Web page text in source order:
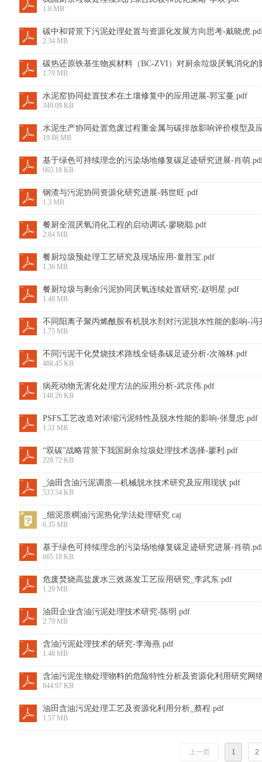
1.8 MB
碳中和背景下污泥处理处置与资源化发展方向思考-戴晓虎
2.34 MB
碳热还原铁基生物炭材料（BC-ZVI）对厨余垃圾厌氧消化的
1.79 MB
水泥窑协同处置技术在土壤修复中的应用进展-郭宝蔓.pdf
349.09 KB
水泥生产协同处置危废过程重金属与碳排放影响评价模型及
19.88 MB
基于绿色可持续理念的污染场地修复碳足迹研究进展-肖萌
665.18 KB
钢渣与污泥协同资源化研究进展-韩世旺.pdf
1.3 MB
餐厨全混厌氧消化工程的启动调试-廖晓聪.pdf
2.84 MB
餐厨垃圾预处理工艺研究及现场应用-童胜宝.pdf
1.36 MB
餐厨垃圾与剩余污泥协同厌氧连续处置研究-赵明星.pdf
1.48 MB
不同阳离子聚丙烯酰胺有机脱水剂对污泥脱水性能的影响-冯
1.75 MB
不同污泥干化焚烧技术路线全链条碳足迹分析-次瀚林.pdf
488.45 KB
病死动物无害化处理方法的应用分析-武京伟.pdf
148.26 KB
PSFS工艺改造对浓缩污泥特性及脱水性能的影响-张显忠.pdf
1.31 MB
“双碳”战略背景下我国厨余垃圾处理技术选择-廖利.pdf
228.72 KB
_油田含油污泥调质—机械脱水技术研究及应用现状.pdf
533.54 KB
_细泥质稠油污泥热化学法处理研究.caj
6.35 MB
基于绿色可持续理念的污染场地修复碳足迹研究进展-肖萌
665.18 KB
危废焚烧高盐废水三效蒸发工艺应用研究_李武东.pdf
1.29 MB
油田企业含油污泥处理技术研究-陈明.pdf
2.79 MB
含油污泥处理技术的研究-李海燕.pdf
1.48 MB
含油污泥生物处理物料的危险特性分析及资源化利用研究网
844.97 KB
油田含油污泥处理工艺及资源化利用分析_蔡程.pdf
1.57 MB
上一页 1 2